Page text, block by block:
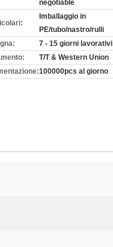
negotiable
Imballaggio in
PE/tubo/nastro/rulli
7 - 15 giorni lavorativi
T/T & Western Union
100000pcs al giorno